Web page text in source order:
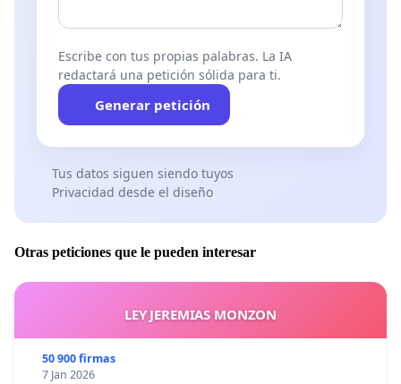
Escribe con tus propias palabras. La IA
redactará una petición sólida para ti.
Generar petición
Tus datos siguen siendo tuyos
Privacidad desde el diseño
Otras peticiones que le pueden interesar
LEY JEREMIAS MONZON
50 900 firmas
7 Jan 2026